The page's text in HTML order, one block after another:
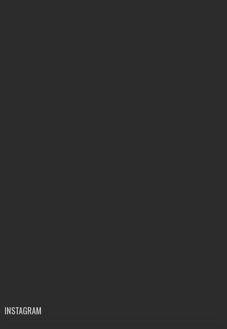
INSTAGRAM